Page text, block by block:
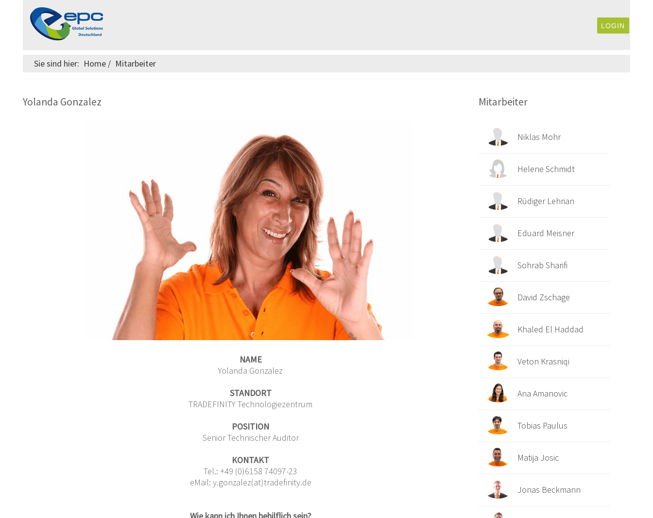
LOGIN
Sie sind hier: Home / Mitarbeiter
Yolanda Gonzalez
NAME
Yolanda Gonzalez
STANDORT
TRADEFINITY Technologiezentrum
POSITION
Senior Technischer Auditor
KONTAKT
Tel.: +49 (0)6158 74097-23
eMail: y.gonzalez(at)tradefinity.de
Mitarbeiter
Niklas Mohr
Helene Schmidt
Rüdiger Lehrian
Eduard Meisner
Sohrab Sharifi
David Zschage
Khaled El Haddad
Veton Krasniqi
Ana Amanovic
Tobias Paulus
Matija Josic
Jonas Beckmann